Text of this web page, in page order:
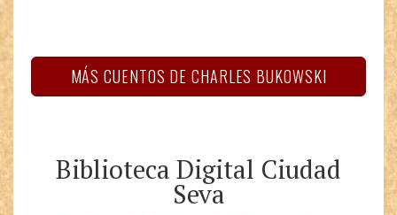
MÁS CUENTOS DE CHARLES BUKOWSKI
Biblioteca Digital Ciudad
Seva